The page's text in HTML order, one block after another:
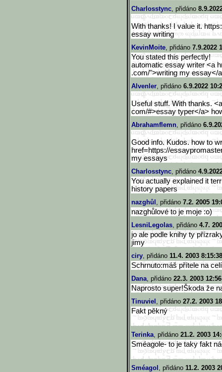
Charlosstync, přidáno
With thanks! I value it.
essay writing
KevinMoite, přidáno 7.9.2022
You stated this perfectly!
automatic essay writer <a
.com/">writing my essay</
Alvenler, přidáno 6.9.2022
Useful stuff. With thanks.
com/#>essay typer</a>
Abrahamflemn, přidáno
Good info. Kudos. how to
href=https://
my essays
Charlosstync, přidáno
You actually explained it
history papers
nazghůl , přidáno 7.2. 2005
nazghůlové to je moje :o)
LesniLegolas, přidáno 4.7.
jo ale podle knihy ty
jimy
ciry, přidáno 11.4. 2003 8:15:38
Schrnuto:máš přítele na
Dana, přidáno 22.3. 2003
Naprosto super!Škoda že
Tinuviel , přidáno 27.2. 2003
Fakt pěkný
Terinka, přidáno 21.2. 2003
Sméagole- to je taky fakt
Sméagol , přidáno 11.2. 2003